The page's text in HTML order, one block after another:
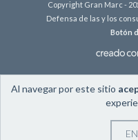
Al navegar por este sitio
Copyright Gran Marc -
Defensa de las y los
Botón